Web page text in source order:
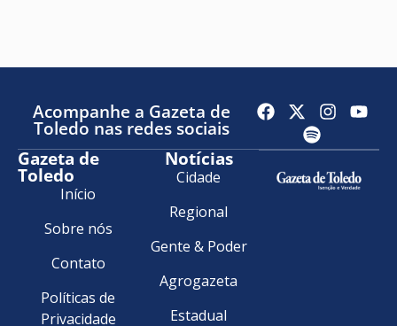
Acompanhe a Gazeta de
Toledo nas redes sociais
Gazeta de
Toledo
Início
Sobre nós
Contato
Políticas de
Privacidade
Notícias
Cidade
Regional
Gente & Poder
Agrogazeta
Estadual